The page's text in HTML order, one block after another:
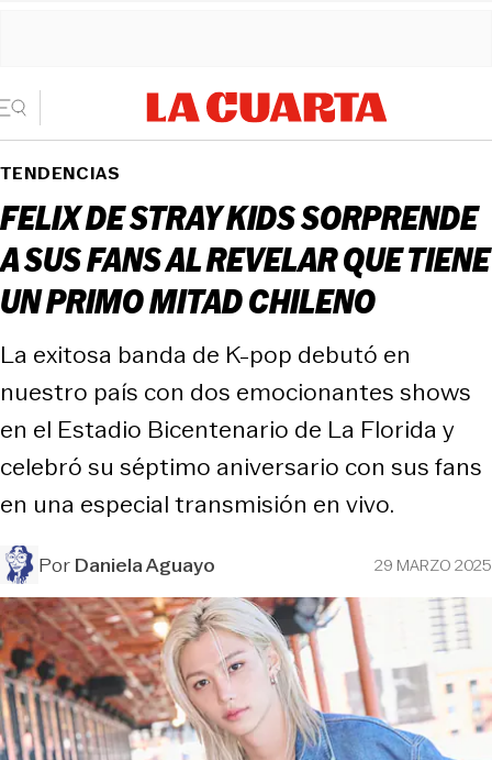
TENDENCIAS
FELIX DE STRAY KIDS SORPRENDE
A SUS FANS AL REVELAR QUE TIENE
UN PRIMO MITAD CHILENO
La exitosa banda de K-pop debutó en
nuestro país con dos emocionantes shows
en el Estadio Bicentenario de La Florida y
celebró su séptimo aniversario con sus fans
en una especial transmisión en vivo.
PorDaniela Aguayo 29 MARZO 2025